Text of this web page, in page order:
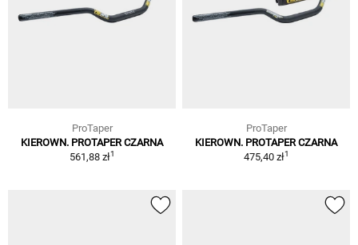
ProTaper
KIEROWN. PROTAPER CZARNA
561,88 zł1
ProTaper
KIEROWN. PROTAPER CZARNA
475,40 zł1